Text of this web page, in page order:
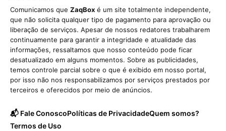
Comunicamos que ZaqBox é um site totalmente independente,
que não solicita qualquer tipo de pagamento para aprovação ou
liberação de serviços. Apesar de nossos redatores trabalharem
continuamente para garantir a integridade e atualidade das
informações, ressaltamos que nosso conteúdo pode ficar
desatualizado em alguns momentos. Sobre as publicidades,
temos controle parcial sobre o que é exibido em nosso portal,
por isso não nos responsabilizamos por serviços prestados por
terceiros e oferecidos por meio de anúncios.
📬 Fale ConoscoPolíticas de PrivacidadeQuem somos?
Termos de Uso